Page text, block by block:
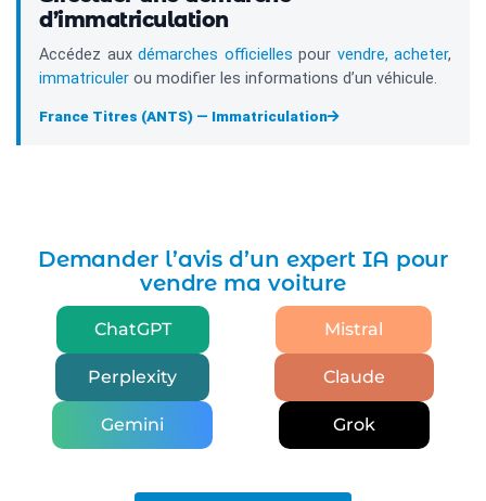
d’immatriculation
Accédez aux démarches officielles pour vendre, acheter,
immatriculer ou modifier les informations d’un véhicule.
France Titres (ANTS) — Immatriculation
Demander l’avis d’un expert IA pour
vendre ma voiture
ChatGPT Mistral
Perplexity Claude
Gemini Grok